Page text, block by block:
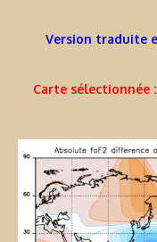
Version traduite
Carte sélectionnée